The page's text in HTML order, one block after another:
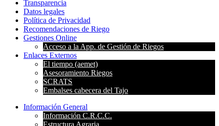
Transparencia
Datos legales
Política de Privacidad
Recomendaciones de Riego
Gestiones Online
Acceso a la App. de Gestión de Riegos
Enlaces Externos
El tiempo (aemet)
Asesoramiento Riegos
SCRATS
Embalses cabecera del Tajo
Información General
Información C.R.C.C.
Estructura Agraria